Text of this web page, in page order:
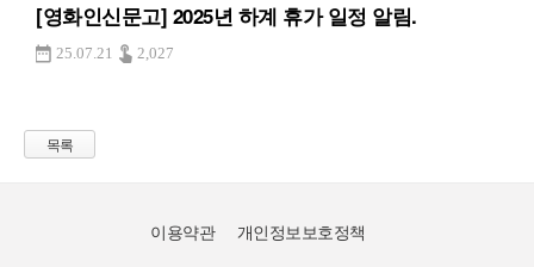
[영화인신문고] 2025년 하계 휴가 일정 알림.
25.07.21 2,027
목록
이용약관 개인정보보호정책